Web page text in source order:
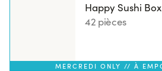
MERCREDI ONLY // À
Happy Sushi Box
42 pièces